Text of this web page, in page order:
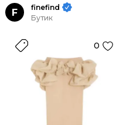
F
finefind
Бутик
0